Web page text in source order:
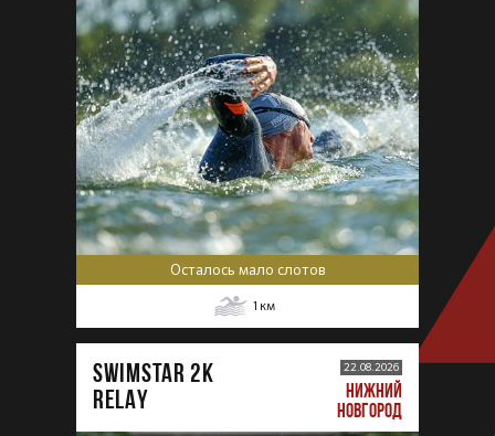
Осталось мало слотов
1 км
SWIMSTAR 2K
RELAY
22.08.2026
НИЖНИЙ
НОВГОРОД